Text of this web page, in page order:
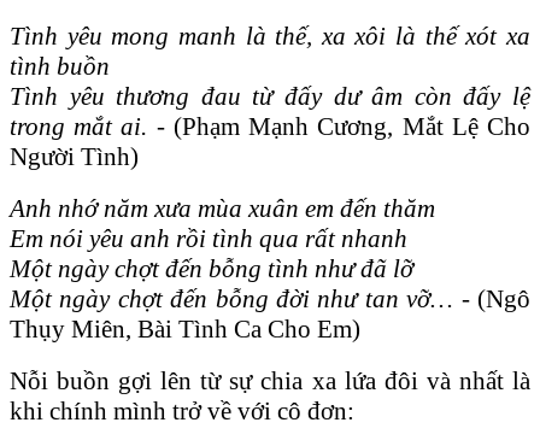
Tình yêu mong manh là thế, xa xôi là thế xót xa
tình buồn
Tình yêu thương đau từ đấy dư âm còn đấy lệ
trong mắt ai. - (Phạm Mạnh Cương, Mắt Lệ Cho
Người Tình)
Anh nhớ năm xưa mùa xuân em đến thăm
Em nói yêu anh rồi tình qua rất nhanh
Một ngày chợt đến bỗng tình như đã lỡ
Một ngày chợt đến bỗng đời như tan vỡ… - (Ngô
Thụy Miên, Bài Tình Ca Cho Em)
Nỗi buồn gợi lên từ sự chia xa lứa đôi và nhất là
khi chính mình trở về với cô đơn: